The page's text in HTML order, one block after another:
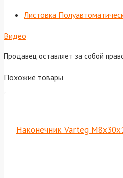
Листовка
Видео
Продавец оставляет за собой
Похожие товары
Наконечник Varteg